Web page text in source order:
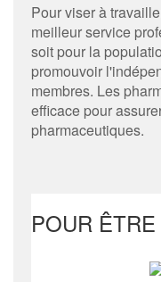
Pour viser à
meilleur service
soit pour la
promouvoir
membres. Les
efficace pour
pharmaceutiques.
POUR